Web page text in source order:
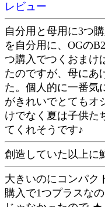
レビュー
自分用と母用に3つ
を自分用に、OGの
つ購入でつくおまけ
たのですが、母にあ
た。個人的に一番気
がきれいでとてもオ
けでなく夏は子供た
てくれそうです♪
創造していた以上に
大きいのにコンパク
購入で1つプラスな